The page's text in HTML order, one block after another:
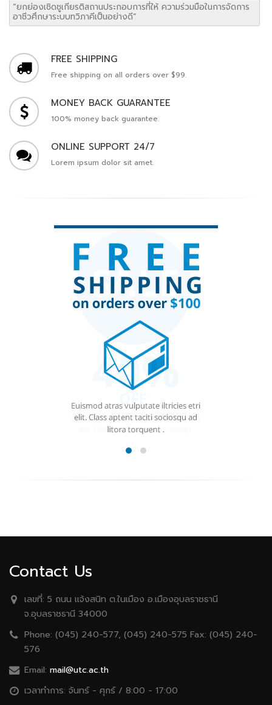
“ยกย่องเชิดชูเกียรติสถานประกอบการที่ให้ ความร่วมมือในการจัดการ
อาชีวศึกษาระบบทวิภาคีเป็นอย่างดี”
FREE SHIPPING
Free shipping on all orders over $99.
MONEY BACK GUARANTEE
100% money back guarantee.
ONLINE SUPPORT 24/7
Lorem ipsum dolor sit amet.
Contact Us
เลขที่: 5 ถนน เเจ้งสนิท ต.ในเมือง อ.เมืองอุบลราชธานี
จ.อุบลราชธานี 34000
Phone: (045) 240-577, (045) 240-575 Fax: (045) 240-
576
Email: mail@utc.ac.th
เวลาทำการ: จันทร์ - ศุกร์ / 8:00 - 17:00